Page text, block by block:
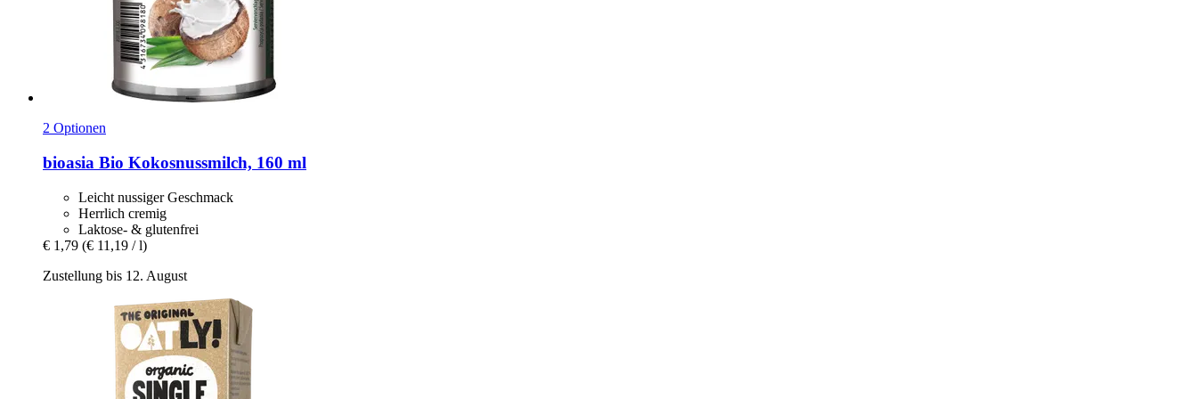
2 Optionen
bioasia Bio Kokosnussmilch, 160 ml
Leicht nussiger Geschmack
Herrlich cremig
Laktose- & glutenfrei
€ 1,79 (€ 11,19 / l)
Zustellung bis 12. August